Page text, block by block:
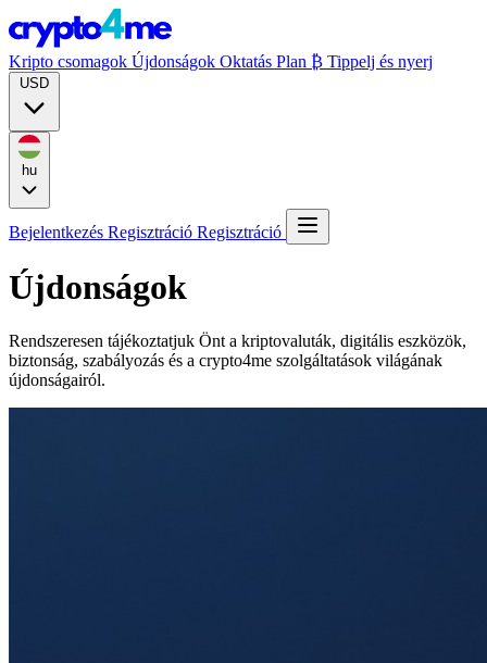
Kripto csomagok Újdonságok Oktatás Plan ₿ Tippelj és nyerj
Bejelentkezés Regisztráció Regisztráció
Újdonságok
Rendszeresen tájékoztatjuk Önt a kriptovaluták, digitális eszközök,
biztonság, szabályozás és a crypto4me szolgáltatások világának
újdonságairól.